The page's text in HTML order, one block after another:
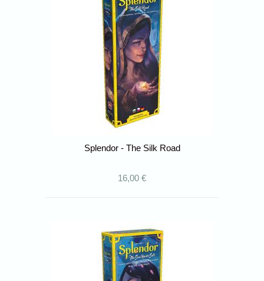
Splendor - The Silk Road
16,00 €